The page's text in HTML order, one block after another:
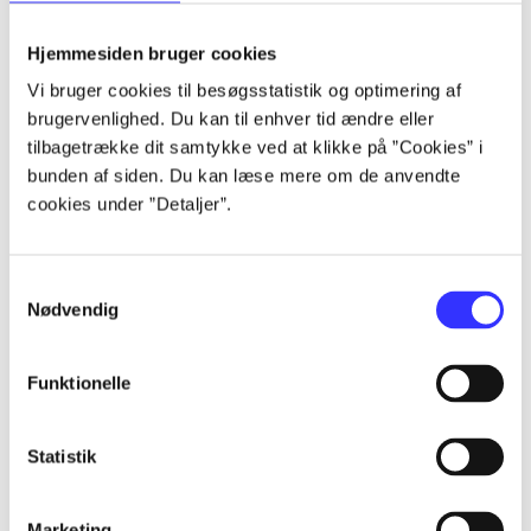
Hjemmesiden bruger cookies
Vi bruger cookies til besøgsstatistik og optimering af
brugervenlighed. Du kan til enhver tid ændre eller
tilbagetrække dit samtykke ved at klikke på ”Cookies” i
bunden af siden. Du kan læse mere om de anvendte
cookies under ”Detaljer”.
Nødvendig
Funktionelle
Statistik
lorem ipsum dolor sit amet ...
lorem ipsum dolor sit amet ...
lorem ipsum dolor sit amet ...
lorem ipsum dolor sit amet ...
lorem ipsum dolor sit amet ...
lorem ipsum dolor sit amet ...
lorem ipsum dolor sit amet ...
lorem ipsum dolor sit amet ...